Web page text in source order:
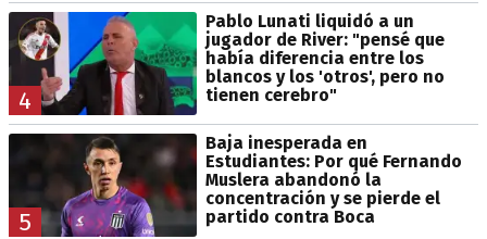
4
Pablo Lunati liquidó a un
jugador de River: "pensé que
había diferencia entre los
blancos y los 'otros', pero no
tienen cerebro"
5
Baja inesperada en
Estudiantes: Por qué Fernando
Muslera abandonó la
concentración y se pierde el
partido contra Boca